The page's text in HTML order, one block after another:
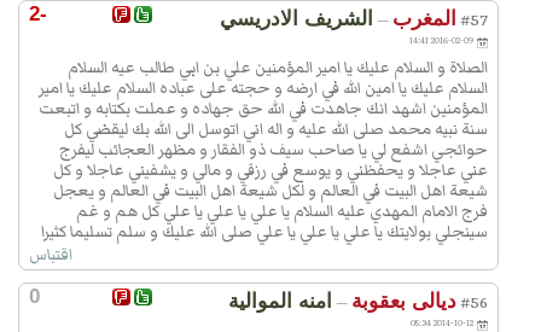
-2 #57 المغرب — الشريف الادريسي
2016-02-09 14:41
الصلاة و السلام عليك يا امير المؤمنين علي بن ابي طالب عيه السلام
السلام عليك يا امين الله في ارضه و حجته على عباده السلام عليك يا امير
المؤمنين اشهد انك جاهدت في الله حق جهاده و عملت بكتابه و اتبعت
سنة نبيه محمد صلى الله عليه و اله اني اتوسل الى الله بك ليقضي كل
حوائجي اشفع لي يا صاحب سيف ذو الفقار و مظهر العجائب ليفرج
عني عاجلا و يحفظني و يوسع في رزقي و مالي و يشفيني عاجلا و كل
شيعة اهل البيت في العالم و لكل شيعة اهل البيت في العالم و يعجل
فرج الامام المهدي عليه السلام يا علي يا علي يا علي كل هم و غم
سينجلي بولايتك يا علي يا علي يا علي صلى الله عليك و سلم تسليما كثيرا
اقتباس
0 #56ديالى بعقوبة — امنه الموالية
2014-10-12 05:34